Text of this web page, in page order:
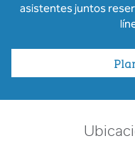
asistentes juntos